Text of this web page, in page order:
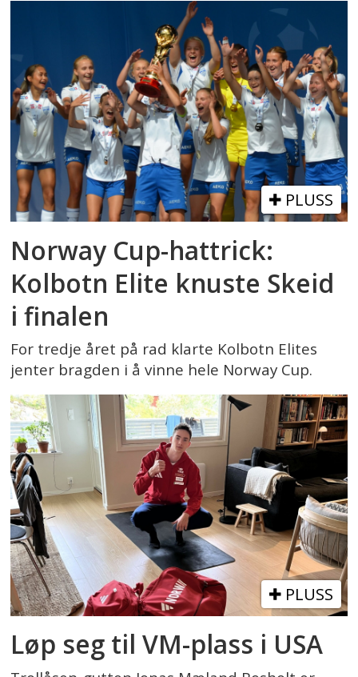
PLUSS
Norway Cup-hattrick:
Kolbotn Elite knuste Skeid
i finalen
For tredje året på rad klarte Kolbotn Elites
jenter bragden i å vinne hele Norway Cup.
PLUSS
Løp seg til VM-plass i USA